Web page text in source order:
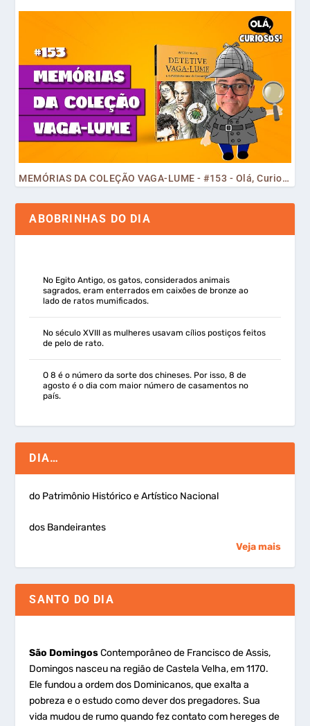
MEMÓRIAS DA COLEÇÃO VAGA-LUME - #153 - Olá, Curiosos! 2023
ABOBRINHAS DO DIA
No Egito Antigo, os gatos, considerados animais
sagrados, eram enterrados em caixões de bronze ao
lado de ratos mumificados.
No século XVIII as mulheres usavam cílios postiços feitos
de pelo de rato.
O 8 é o número da sorte dos chineses. Por isso, 8 de
agosto é o dia com maior número de casamentos no
país.
DIA…
do Patrimônio Histórico e Artístico Nacional
dos Bandeirantes
Veja mais
SANTO DO DIA
São DomingosContemporâneo de Francisco de Assis,
Domingos nasceu na região de Castela Velha, em 1170.
Ele fundou a ordem dos Dominicanos, que exalta a
pobreza e o estudo como dever dos pregadores. Sua
vida mudou de rumo quando fez contato com hereges de